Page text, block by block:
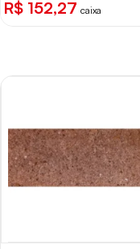
R$ 152,27 caixa